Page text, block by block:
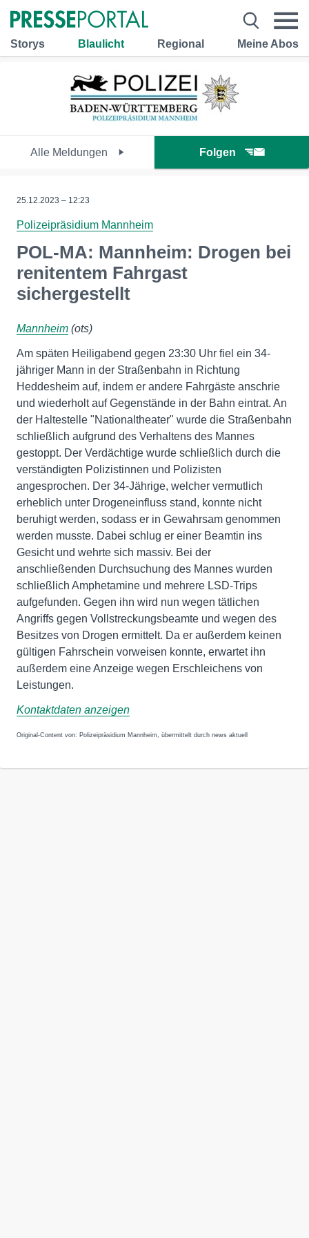
Storys Blaulicht Regional Meine Abos
Alle Meldungen Folgen
25.12.2023 – 12:23
Polizeipräsidium Mannheim
POL-MA: Mannheim: Drogen bei
renitentem Fahrgast
sichergestellt
Mannheim (ots)
Am späten Heiligabend gegen 23:30 Uhr fiel ein 34-
jähriger Mann in der Straßenbahn in Richtung
Heddesheim auf, indem er andere Fahrgäste anschrie
und wiederholt auf Gegenstände in der Bahn eintrat. An
der Haltestelle "Nationaltheater" wurde die Straßenbahn
schließlich aufgrund des Verhaltens des Mannes
gestoppt. Der Verdächtige wurde schließlich durch die
verständigten Polizistinnen und Polizisten
angesprochen. Der 34-Jährige, welcher vermutlich
erheblich unter Drogeneinfluss stand, konnte nicht
beruhigt werden, sodass er in Gewahrsam genommen
werden musste. Dabei schlug er einer Beamtin ins
Gesicht und wehrte sich massiv. Bei der
anschließenden Durchsuchung des Mannes wurden
schließlich Amphetamine und mehrere LSD-Trips
aufgefunden. Gegen ihn wird nun wegen tätlichen
Angriffs gegen Vollstreckungsbeamte und wegen des
Besitzes von Drogen ermittelt. Da er außerdem keinen
gültigen Fahrschein vorweisen konnte, erwartet ihn
außerdem eine Anzeige wegen Erschleichens von
Leistungen.
Kontaktdaten anzeigen
Original-Content von: Polizeipräsidium Mannheim, übermittelt durch news aktuell